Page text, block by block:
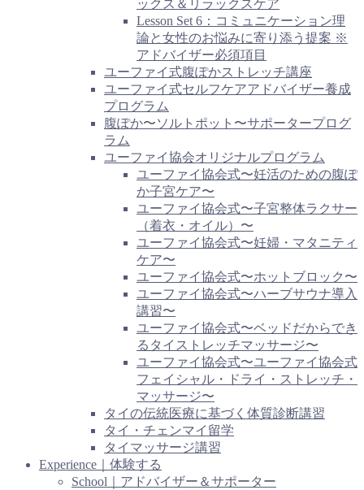
ックス＆リラックスケア
Lesson Set 6：コミュニケーション理
論と女性のお悩みに寄り添う提案 ※
アドバイザー必須項目
ユーファイ式腹ぽかストレッチ講座
ユーファイ式セルフケアアドバイザー養成
プログラム
腹ぽか〜ソルトポット〜サポータープログ
ラム
ユーファイ協会オリジナルプログラム
ユーファイ協会式〜妊活のための腹ぽ
か子宮ケア〜
ユーファイ協会式〜子宮整体ラクサー
（着衣・オイル）〜
ユーファイ協会式〜妊婦・マタニティ
ケア〜
ユーファイ協会式〜ホットブロック〜
ユーファイ協会式〜ハーブサウナ導入
講習〜
ユーファイ協会式〜ベッドだからでき
るタイストレッチマッサージ〜
ユーファイ協会式〜ユーファイ協会式
フェイシャル・ドライ・ストレッチ・
マッサージ〜
タイの伝統医療に基づく体質診断講習
タイ・チェンマイ留学
タイマッサージ講習
Experience｜体験する
School｜アドバイザー＆サポーター